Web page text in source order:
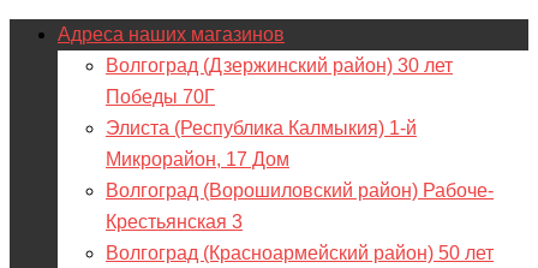
Адреса наших магазинов
Волгоград (Дзержинский район) 30 лет
Победы 70Г
Элиста (Республика Калмыкия) 1-й
Микрорайон, 17 Дом
Волгоград (Ворошиловский район) Рабоче-
Крестьянская 3
Волгоград (Красноармейский район) 50 лет